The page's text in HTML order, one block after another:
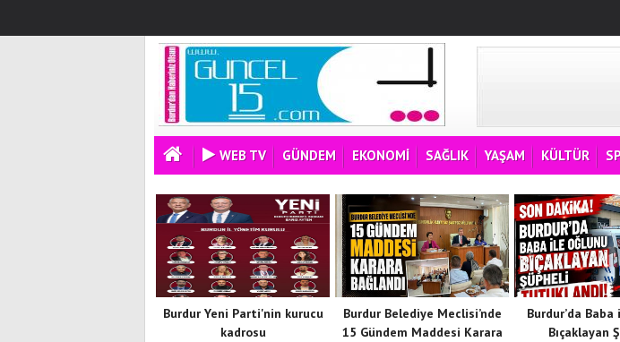
WEB TV GÜNDEM EKONOMİ SAĞLIK YAŞAM KÜLTÜR
Burdur Yeni Parti'nin kurucu
kadrosu
Burdur Belediye Meclisi’nde
15 Gündem Maddesi Karara
Burdur’da
Bıçaklayan